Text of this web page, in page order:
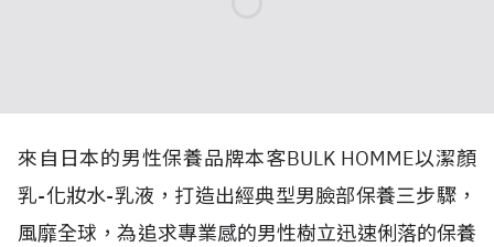
來自日本的男性保養品牌本客BULK HOMME以潔顏
乳-化妝水-乳液，打造出經典型男臉部保養三步驟，
風靡全球，為追求專業感的男性樹立迅速俐落的保養